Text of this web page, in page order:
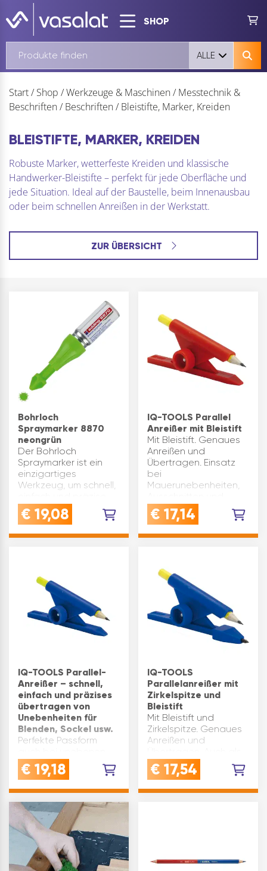
SHOP
ALLE
Start/ Shop /Werkzeuge & Maschinen/ Messtechnik &
Beschriften/ Beschriften/ Bleistifte, Marker, Kreiden
BLEISTIFTE, MARKER, KREIDEN
Robuste Marker, wetterfeste Kreiden und klassische
Handwerker-Bleistifte – perfekt für jede Oberfläche und
jede Situation. Ideal auf der Baustelle, beim Innenausbau
oder beim schnellen Anreißen in der Werkstatt.
ZUR ÜBERSICHT
Bohrloch
Spraymarker 8870
neongrün
Der Bohrloch
Spraymarker ist ein
einzigartiges
Werkzeug, um schnell,
Bohrlöcher zu
markieren, auch wenn
sind. Der Spraymarker
€ 19,08
IQ-TOOLS Parallel
Anreißer mit Bleistift
Mit Bleistift. Genaues
Anreißen und
Übertragen. Einsatz
bei
Mauerunebenheiten,
Passleisten uvm.
Langlebiger
Klemmrädchen zum
€ 17,14
IQ-TOOLS Parallel-
Anreißer – schnell,
einfach und präzises
übertragen von
Unebenheiten für
Blenden, Sockel usw.
Perfekte Passform
Wänden: Konturen
und
lassen sich präzise auf
Passleisten, Blenden
oder Werkstücke
übertragen – ideal für
Möbelbau,
Küchenmontage und
Innenausba…
€ 19,18
IQ-TOOLS
Parallelanreißer mit
Zirkelspitze und
Bleistift
Mit Bleistift und
Zirkelspitze. Genaues
Anreißen und
Zirkel verwendbar, mit
Zirkelspitze. Einsatz bei
Ausschnitten und
€ 17,54